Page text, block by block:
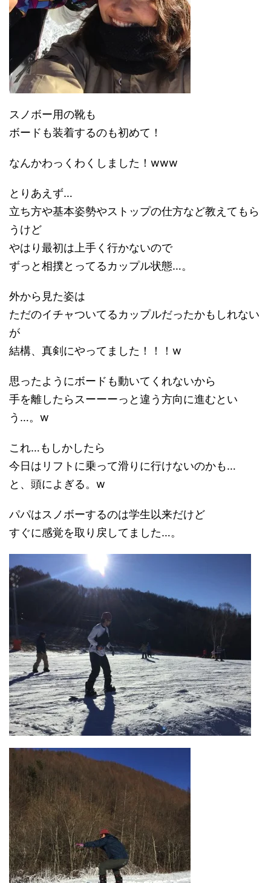
スノボー用の靴も
ボードも装着するのも初めて！
なんかわっくわくしました！www
とりあえず…
立ち方や基本姿勢やストップの仕方など教えてもら
うけど
やはり最初は上手く行かないので
ずっと相撲とってるカップル状態…。
外から見た姿は
ただのイチャついてるカップルだったかもしれない
が
結構、真剣にやってました！！！w
思ったようにボードも動いてくれないから
手を離したらスーーーっと違う方向に進むとい
う…。w
これ…もしかしたら
今日はリフトに乗って滑りに行けないのかも…
と、頭によぎる。w
パパはスノボーするのは学生以来だけど
すぐに感覚を取り戻してました…。